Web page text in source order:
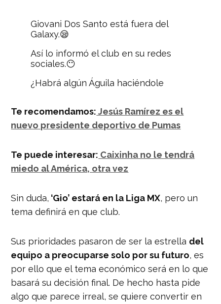
Giovani Dos Santo está fuera del
Galaxy.😪
Así lo informó el club en su redes
sociales.😶
¿Habrá algún Águila haciéndole
— Nación Deportes
(@naciondeportes_)March 2, 2019
Te recomendamos: Jesús Ramírez es el
nuevo presidente deportivo de Pumas
Te puede interesar: Caixinha no le tendrá
miedo al América, otra vez
Sin duda, ‘Gio’ estará en la Liga MX, pero un
tema definirá en que club.
Sus prioridades pasaron de ser la estrella del
equipo a preocuparse solo por su futuro, es
por ello que el tema económico será en lo que
basará su decisión final. De hecho hasta pide
algo que parece irreal, se quiere convertir en